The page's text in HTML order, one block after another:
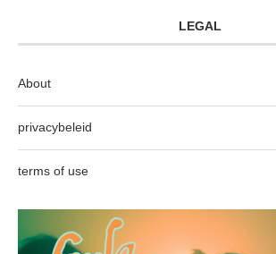
LEGAL
About
privacybeleid
terms of use